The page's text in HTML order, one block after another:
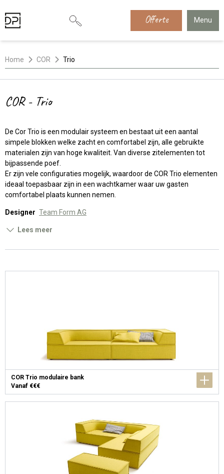
Offerte Menu
Home COR Trio
COR - Trio
De Cor Trio is een modulair systeem en bestaat uit een aantal
simpele blokken welke zacht en comfortabel zijn, alle gebruikte
materialen zijn van hoge kwaliteit. Van diverse zitelementen tot
bijpassende poef.
Er zijn vele configuraties mogelijk, waardoor de COR Trio elementen
ideaal toepasbaar zijn in een wachtkamer waar uw gasten
comfortabel plaats kunnen nemen.
Designer Team Form AG
Lees meer
COR Trio modulaire bank
Vanaf €€€